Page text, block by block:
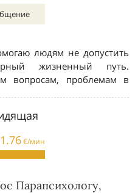
Парапсихологу,